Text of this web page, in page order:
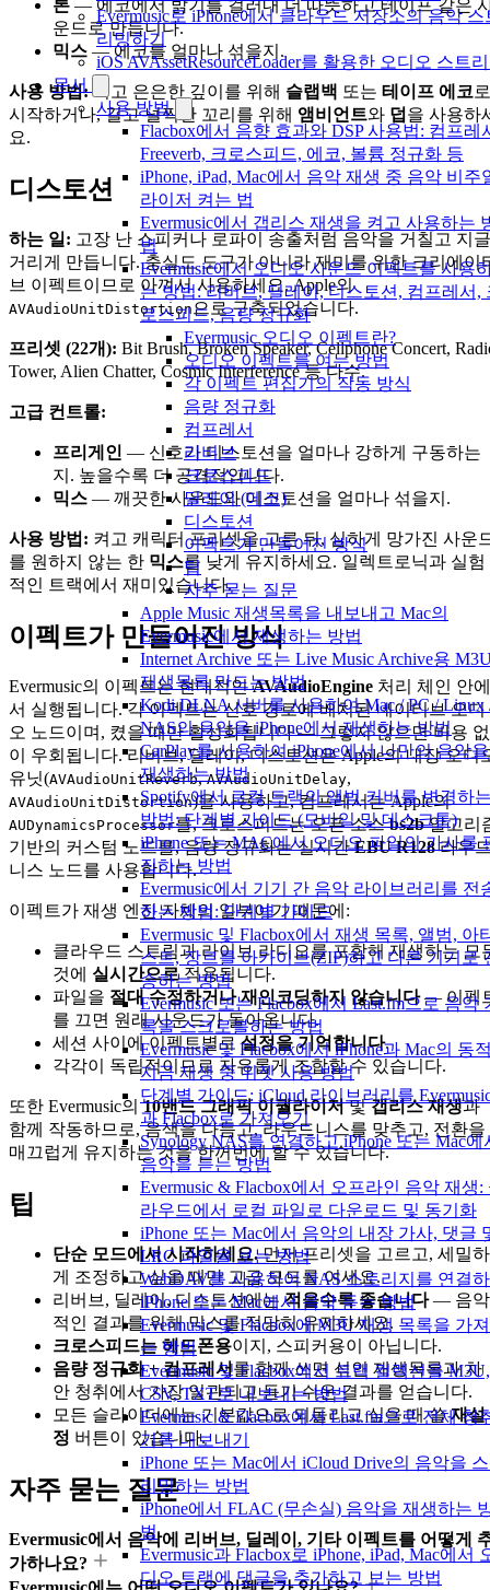
Evermusic로 iPhone에서 클라우드 저장소의 음악 스
리밍하기
iOS AVAssetResourceLoader를 활용한 오디오 스트
문서
사용 방법
Flacbox에서 음향 효과와 DSP 사용법: 컴프레
Freeverb, 크로스피드, 에코, 볼륨 정규화 등
iPhone, iPad, Mac에서 음악 재생 중 음악 비주
라이저 켜는 법
Evermusic에서 갭리스 재생을 켜고 사용하는
법
Evermusic에서 오디오 사운드 이펙트를 사용
는 방법: 리버브, 딜레이, 디스토션, 컴프레서,
로스피드, 음량 정규화
Evermusic 오디오 이펙트란?
오디오 이펙트를 여는 방법
각 이펙트 편집기의 작동 방식
음량 정규화
컴프레서
리버브
크로스피드
딜레이 (에코)
디스토션
이펙트가 만들어진 방식
팁
자주 묻는 질문
Apple Music 재생목록을 내보내고 Mac의
Evermusic에서 재생하는 방법
Internet Archive 또는 Live Music Archive용
재생목록 만드는 방법
Kodi DLNA 서버를 사용하여 Mac / PC / Linux
NAS의 음악을 iPhone에서 재생하는 방법
CarPlay를 사용하여 iPhone에서 나만의 음악을
재생하는 방법
Spotify에서 로컬 트랙의 앨범 커버를 변경하
방법: 단계별 가이드 (모바일 및 데스크톱)
iPhone 또는 MAC에서 오디오 파일의 가사를
집하는 방법
Evermusic에서 기기 간 음악 라이브러리를 전
하는 방법: 단계별 가이드
Evermusic 및 Flacbox에서 재생 목록, 앨범, 아
스트, 장르를 아카이브(ZIP)하고 다른 기기로
송하는 방법
Evermusic 또는 Flacbox에서 Last.fm으로 음악
록을 스크로블하는 방법
Evermusic 및 Flacbox에서 iPhone과 Mac의 동
지금 재생 중 위젯 사용 방법
단계별 가이드: iCloud 라이브러리를
과 Flacbox로 가져오기
Synology NAS를 연결하고 iPhone 또는 Mac에
음악을 듣는 방법
Evermusic & Flacbox에서 오프라인 음악 재생:
라우드에서 로컬 파일로 다운로드 및 동기화
iPhone 또는 Mac에서 음악의 내장 가사, 댓글
LRC 파일을 보는 방법
WebDAV를 사용하여 NAS 스토리지를 연결
iPhone 또는 Mac에서 음악 듣는 방법
Evermusic 및 Flacbox에 M3U 재생 목록을 가
는 방법
Evermusic 및 Flacbox에서 트랙 컬렉션을 M3U,
CSV, TXT로 내보내는 방법
Evermusic & Flacbox에서 Last.fm으로 전체 청
기록 내보내기
iPhone 또는 Mac에서 iCloud Drive의 음악을
리밍하는 방법
iPhone에서 FLAC (무손실) 음악을 재생하는
법
Evermusic과 Flacbox로 iPhone, iPad, Mac에서
디오 트랙에 댓글을 추가하고 보는 방법
톤 — 에코에서 밝기를 걸러내 더 따뜻하고 테이프 같은
운드로 만듭니다.
믹스 — 에코를 얼마나 섞을지.
사용 방법:켜고 은은한 깊이를 위해 슬랩백 또는 테이프 에코로
시작하거나, 길고 널찍한 꼬리를 위해 앰비언트와 덥 을 사용하
요.
디스토션
하는 일: 고장 난 스피커나 로파이 송출처럼 음악을 거칠고 지글
거리게 만듭니다. 충실도 도구가 아니라 재미를 위한 크리에이
브 이펙트이므로 아껴서 사용하세요. Apple의
AVAudioUnitDistortion 으로 구축되었습니다.
프리셋 (22개): Bit Brush, Broken Speaker, Cellphone Concert,
Tower, Alien Chatter, Cosmic Interference 등 다수.
고급 컨트롤:
프리게인 — 신호가 디스토션을 얼마나 강하게 구동하는
지. 높을수록 더 공격적입니다.
믹스 — 깨끗한 사운드와 디스토션을 얼마나 섞을지.
사용 방법: 켜고 캐릭터 프리셋을 고른 뒤, 심하게 망가진 사운
를 원하지 않는 한 믹스를 낮게 유지하세요. 일렉트로닉과 실험
적인 트랙에서 재미있습니다.
이펙트가 만들어진 방식
Evermusic의 이펙트는 현대적인AVAudioEngine 처리 체인 안에
서 실행됩니다. 각 이펙트는 신호 경로에 배치된 네이티브 오디
오 노드이며, 켰을 때만 활성화됩니다 — 그렇지 않으면 비용 없
이 우회됩니다. 리버브, 딜레이, 디스토션은 Apple의 내장 오디
유닛(AVAudioUnitReverb,AVAudioUnitDelay,
AVAudioUnitDistortion)을 사용하고, 컴프레서는 Apple의
AUDynamicsProcessor를, 크로스피드는 오픈 소스bs2b알고리
기반의 커스텀 노드를, 음량 정규화는 실시간EBU R128라우
니스 노드를 사용합니다.
이펙트가 재생 엔진 자체의 일부이기 때문에:
클라우드 스트림과 라이브 라디오를 포함해 재생하는 모
것에 실시간으로적용됩니다.
파일을 절대 수정하거나 재인코딩하지 않습니다— 이펙
를 끄면 원래 사운드가 돌아옵니다.
세션 사이에 이펙트별로설정을 기억합니다.
각각이 독립적이므로 자유롭게 조합할 수 있습니다.
또한 Evermusic의10밴드 그래픽 이퀄라이저및갭리스 재생과
함께 작동하므로, 음색을 다듬고, 라우드니스를 맞추고, 전환을
매끄럽게 유지하는 것을 한꺼번에 할 수 있습니다.
팁
단순 모드에서 시작하세요.먼저 프리셋을 고르고, 세밀하
게 조정하고 싶을 때만 고급 모드를 여세요.
리버브, 딜레이, 디스토션에는적을수록 좋습니다— 음악
적인 결과를 위해 믹스를 적당히 유지하세요.
크로스피드는 헤드폰용이지, 스피커용이 아닙니다.
음량 정규화 + 컴프레서를 함께 쓰면 섞인 재생목록과 차
안 청취에서 가장 일관되고 듣기 쉬운 결과를 얻습니다.
모든 슬라이더에는 기본값으로 되돌리고 싶을 때 쓸재설
정 버튼이 있습니다.
자주 묻는 질문
Evermusic에서 음악에 리버브, 딜레이, 기타 이펙트를 어떻게
가하나요?